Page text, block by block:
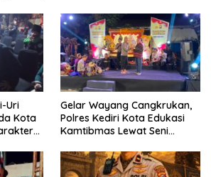
Uri
Kota
Gelar Wayang Cangkrukan,
Polres Kediri Kota Edukasi
Kamtibmas Lewat Seni